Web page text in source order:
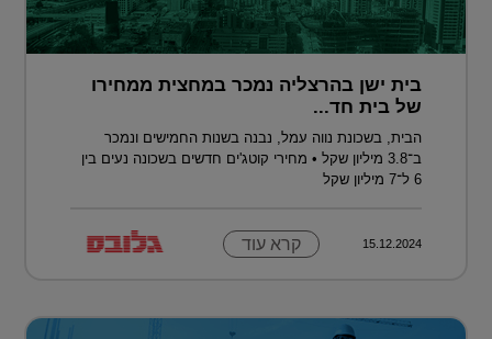
בית ישן בהרצליה נמכר במחצית ממחירו
של בית חד...
הבית, בשכונת נווה עמל, נבנה בשנות החמישים ונמכר
ב־3.8 מיליון שקל • מחירי קוטג'ים חדשים בשכונה נעים בין
6 ל־7 מיליון שקל
15.12.2024 קרא עוד